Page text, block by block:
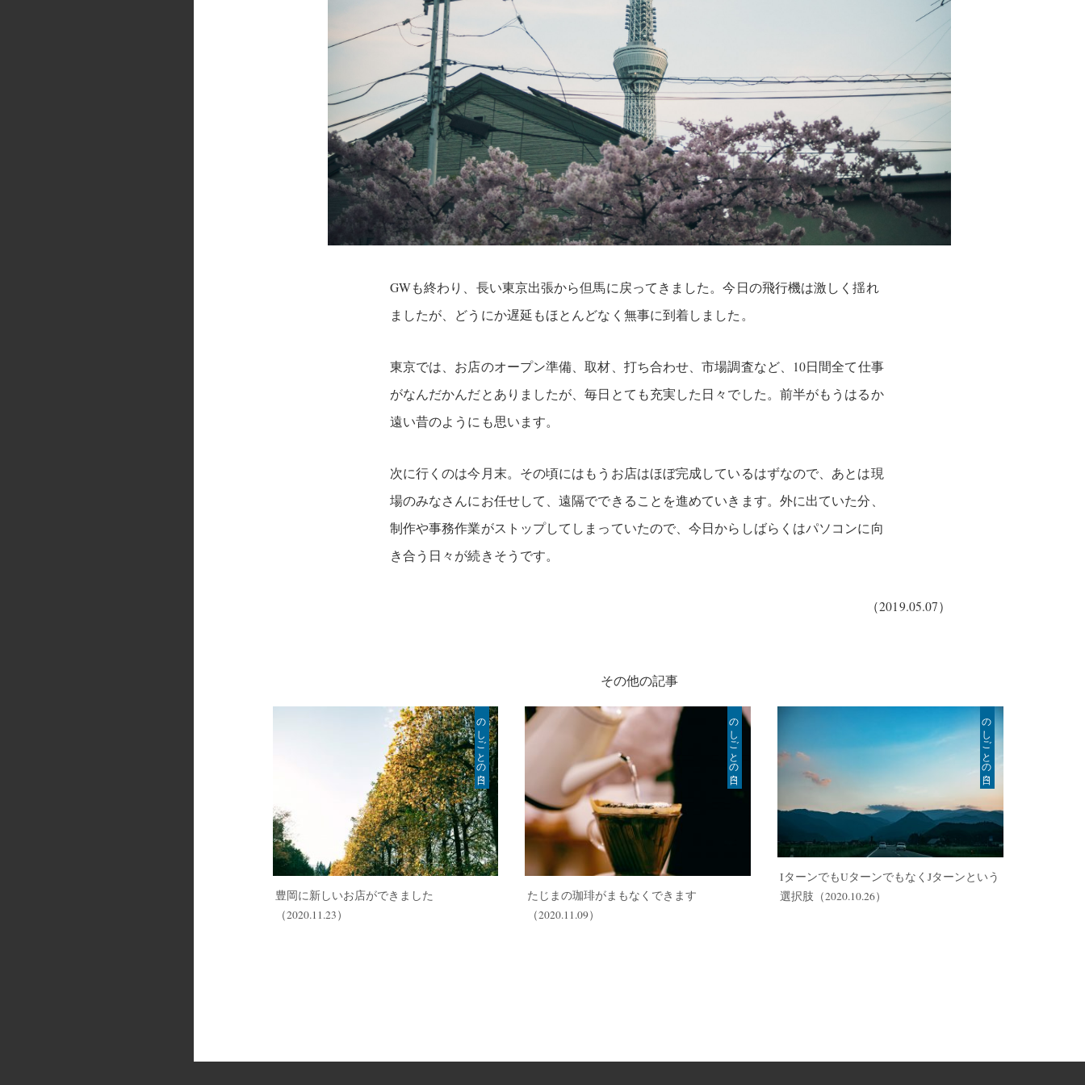
GWも終わり、長い東京出張から但馬に戻ってきました。今日の飛行機は激しく揺れ
ましたが、どうにか遅延もほとんどなく無事に到着しました。
東京では、お店のオープン準備、取材、打ち合わせ、市場調査など、10日間全て仕事
がなんだかんだとありましたが、毎日とても充実した日々でした。前半がもうはるか
遠い昔のようにも思います。
次に行くのは今月末。その頃にはもうお店はほぼ完成しているはずなので、あとは現
場のみなさんにお任せして、遠隔でできることを進めていきます。外に出ていた分、
制作や事務作業がストップしてしまっていたので、今日からしばらくはパソコンに向
き合う日々が続きそうです。
（2019.05.07）
その他の記事
のしごとの日々
豊岡に新しいお店ができました
（2020.11.23）
のしごとの日々
たじまの珈琲がまもなくできます
（2020.11.09）
のしごとの日々
IターンでもUターンでもなくJターンという
選択肢 （2020.10.26）